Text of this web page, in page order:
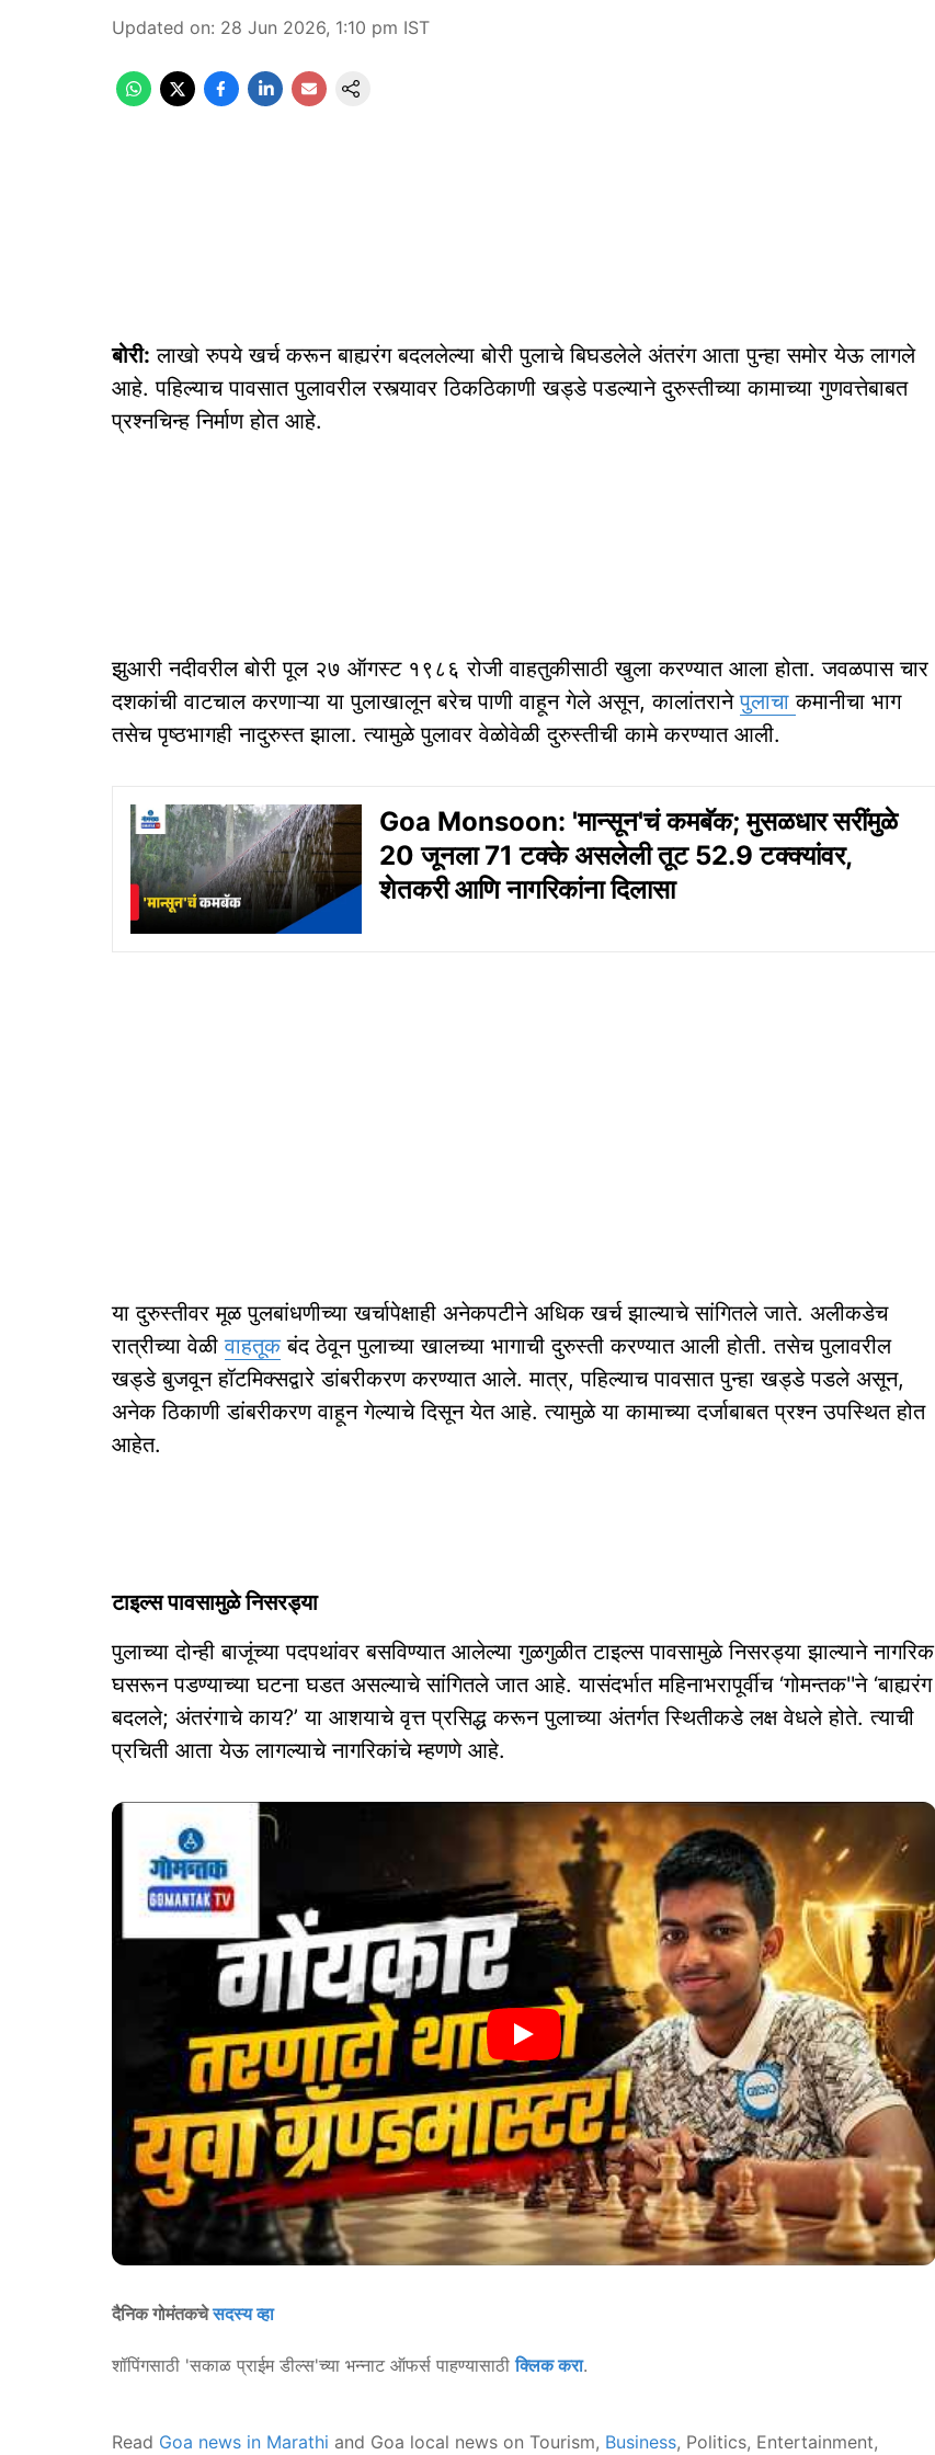
Updated on: 28 Jun 2026, 1:10 pm IST
बोरी: लाखो रुपये खर्च करून बाह्यरंग बदललेल्या बोरी पुलाचे बिघडलेले अंतरंग आता पुन्हा समोर येऊ लागले
आहे. पहिल्याच पावसात पुलावरील रस्त्यावर ठिकठिकाणी खड्डे पडल्याने दुरुस्तीच्या कामाच्या गुणवत्तेबाबत
प्रश्नचिन्ह निर्माण होत आहे.
झुआरी नदीवरील बोरी पूल २७ ऑगस्ट १९८६ रोजी वाहतुकीसाठी खुला करण्यात आला होता. जवळपास चार
दशकांची वाटचाल करणाऱ्या या पुलाखालून बरेच पाणी वाहून गेले असून, कालांतरानेपुलाचाकमानीचा भाग
तसेच पृष्ठभागही नादुरुस्त झाला. त्यामुळे पुलावर वेळोवेळी दुरुस्तीची कामे करण्यात आली.
Goa Monsoon: 'मान्सून'चं कमबॅक; मुसळधार सरींमुळे
20 जूनला 71 टक्के असलेली तूट 52.9 टक्क्यांवर,
शेतकरी आणि नागरिकांना दिलासा
या दुरुस्तीवर मूळ पुलबांधणीच्या खर्चापेक्षाही अनेकपटीने अधिक खर्च झाल्याचे सांगितले जाते. अलीकडेच
रात्रीच्या वेळीवाहतूकबंद ठेवून पुलाच्या खालच्या भागाची दुरुस्ती करण्यात आली होती. तसेच पुलावरील
खड्डे बुजवून हॉटमिक्सद्वारे डांबरीकरण करण्यात आले. मात्र, पहिल्याच पावसात पुन्हा खड्डे पडले असून,
अनेक ठिकाणी डांबरीकरण वाहून गेल्याचे दिसून येत आहे. त्यामुळे या कामाच्या दर्जाबाबत प्रश्न उपस्थित होत
आहेत.
टाइल्स पावसामुळे निसरड्या
पुलाच्या दोन्ही बाजूंच्या पदपथांवर बसविण्यात आलेल्या गुळगुळीत टाइल्स पावसामुळे निसरड्या झाल्याने नागरिक
घसरून पडण्याच्या घटना घडत असल्याचे सांगितले जात आहे. यासंदर्भात महिनाभरापूर्वीच ‘गोमन्तक''ने ‘बाह्यरंग
बदलले; अंतरंगाचे काय?’ या आशयाचे वृत्त प्रसिद्ध करून पुलाच्या अंतर्गत स्थितीकडे लक्ष वेधले होते. त्याची
प्रचिती आता येऊ लागल्याचे नागरिकांचे म्हणणे आहे.
दैनिक गोमंतकचेसदस्य व्हा
शॉपिंगसाठी 'सकाळ प्राईम डील्स'च्या भन्नाट ऑफर्स पाहण्यासाठीक्लिक करा.
Read Goa news in Marathi and Goa local news on Tourism, Business, Politics, Entertainment,